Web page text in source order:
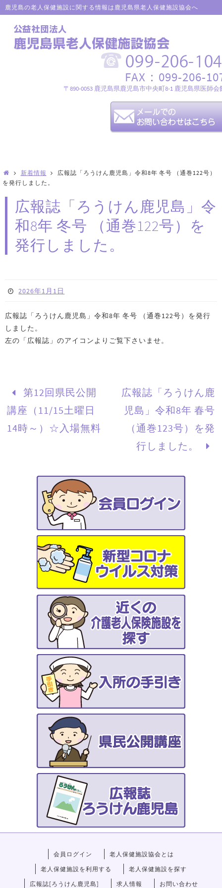
鹿児島の老人保健施設に関する情報は鹿児島県老人保健施設協会へ
FAX：099-206-
〒890-0053 鹿児島県鹿児島市中央町8-1 鹿児島県医師会
新着情報
広報誌「ろうけん鹿児島」令和8年 冬号 （通巻122号）
を発行しました。
広報誌「ろうけん鹿児島」令
和8年 冬号 （通巻122号）を
発行しました。
2026年1月1日
広報誌「ろうけん鹿児島」令和8年 冬号 （通巻122号）を発行
しました。
左の「広報誌」のアイコンよりご覧下さいませ。
第12回県民公開
講座（11/15土曜日
14時～）☆入場無料
広報誌「ろうけん鹿
児島」令和8年 春号
（通巻123号）を発
行しました。
会員ログイン
老人保健施設協会とは
老人保健施設を利用する
老人保健施設を探す
広報誌[ろうけん鹿児島]
求人情報 お問い合わせ